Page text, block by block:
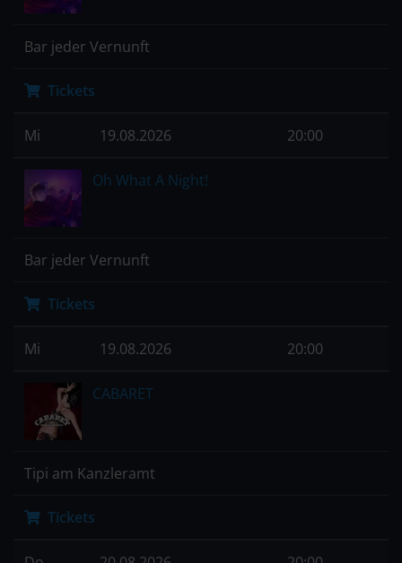
Bar jeder Vernunft
Tickets
Mi 19.08.2026 20:00
Oh What A Night!
Bar jeder Vernunft
Tickets
Mi 19.08.2026 20:00
CABARET
Tipi am Kanzleramt
Tickets